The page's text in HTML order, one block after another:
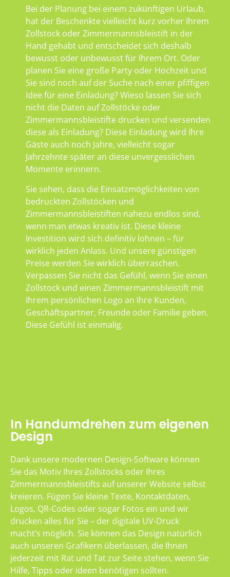
Bei der Planung bei einem zukünftigen Urlaub,
hat der Beschenkte vielleicht kurz vorher Ihrem
Zollstock oder Zimmermannsbleistift in der
Hand gehabt und entscheidet sich deshalb
bewusst oder unbewusst für Ihrem Ort. Oder
planen Sie eine große Party oder Hochzeit und
Sie sind noch auf der Suche nach einer pfiffigen
Idee für eine Einladung? Wieso lassen Sie sich
nicht die Daten auf Zollstöcke oder
Zimmermannsbleistifte drucken und versenden
diese als Einladung? Diese Einladung wird Ihre
Gäste auch noch Jahre, vielleicht sogar
Jahrzehnte später an diese unvergesslichen
Momente erinnern.
Sie sehen, dass die Einsatzmöglichkeiten von
bedruckten Zollstöcken und
Zimmermannsbleistiften nahezu endlos sind,
wenn man etwas kreativ ist. Diese kleine
Investition wird sich definitiv lohnen – für
wirklich jeden Anlass. Und unsere günstigen
Preise werden Sie wirklich überraschen.
Verpassen Sie nicht das Gefühl, wenn Sie einen
Zollstock und einen Zimmermannsbleistift mit
Ihrem persönlichen Logo an Ihre Kunden,
Geschäftspartner, Freunde oder Familie geben.
Diese Gefühl ist einmalig.
In Handumdrehen zum eigenen
Design
Dank unsere modernen Design-Software können
Sie das Motiv Ihres Zollstocks oder Ihres
Zimmermannsbleistifts auf unserer Website selbst
kreieren. Fügen Sie kleine Texte, Kontaktdaten,
Logos, QR-Codes oder sogar Fotos ein und wir
drucken alles für Sie – der digitale UV-Druck
macht’s möglich. Sie können das Design natürlich
auch unseren Grafikern überlassen, die Ihnen
jederzeit mit Rat und Tat zur Seite stehen, wenn Sie
Hilfe, Tipps oder Ideen benötigen sollten.